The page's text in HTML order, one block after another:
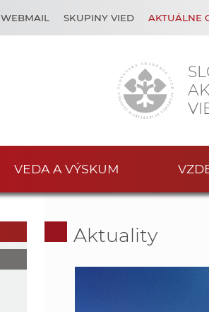
WEBMAIL SKUPINY VIED AKTUÁLNE
VEDA A VÝSKUM
Aktuality